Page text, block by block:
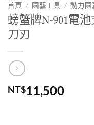
首頁 / 園藝工具 / 動力園
螃蟹牌N-901電
刀刃
NT$11,500